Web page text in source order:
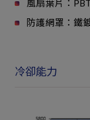
風扇葉片：
防護網罩：鐵
冷卻能力